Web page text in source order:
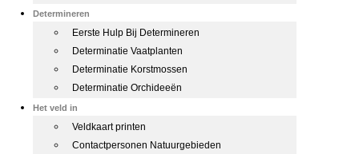
Determineren
Eerste Hulp Bij Determineren
Determinatie Vaatplanten
Determinatie Korstmossen
Determinatie Orchideeën
Het veld in
Veldkaart printen
Contactpersonen Natuurgebieden